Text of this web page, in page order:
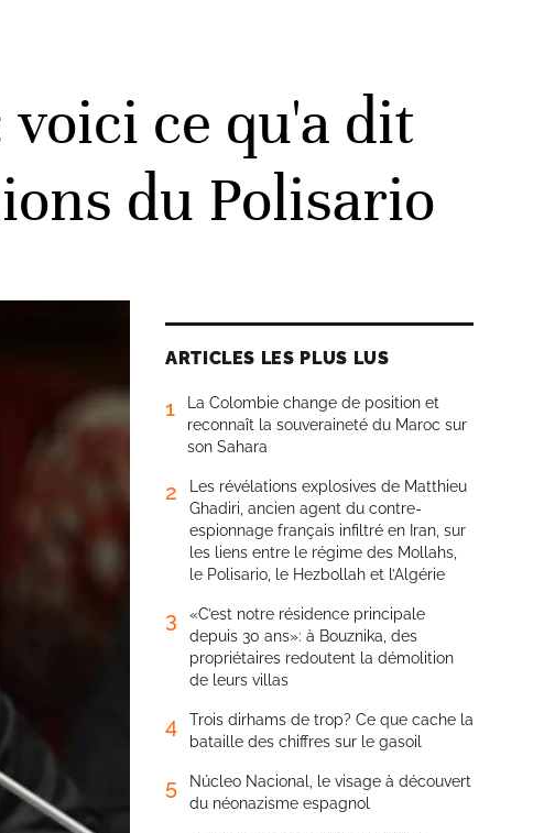
ce qu'a dit
du Polisario
ARTICLES LES PLUS LUS
1
La Colombie change de position et
reconnaît la souveraineté du Maroc sur
son Sahara
2
Les révélations explosives de Matthieu
Ghadiri, ancien agent du contre-
espionnage français infiltré en Iran, sur
les liens entre le régime des Mollahs,
le Polisario, le Hezbollah et l’Algérie
3
«C’est notre résidence principale
depuis 30 ans»: à Bouznika, des
propriétaires redoutent la démolition
de leurs villas
4
Trois dirhams de trop? Ce que cache la
bataille des chiffres sur le gasoil
5
Núcleo Nacional, le visage à découvert
du néonazisme espagnol